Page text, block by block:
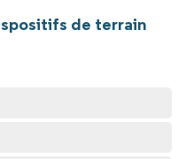
de terrain